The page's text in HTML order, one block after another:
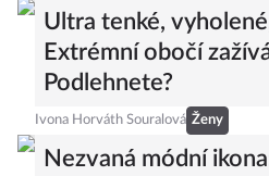
Ultra tenké,
Extrémní obočí
Podlehnete?
Ivona Horváth Souralová Ženy
Nezvaná módní